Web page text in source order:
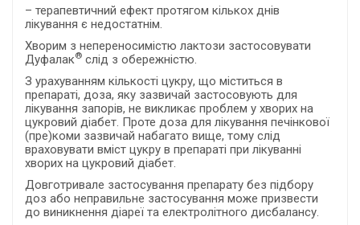
– терапевтичний ефект протягом кількох днів
лікування є недостатнім.
Хворим з непереносимістю лактози застосовувати
Дуфалак® слід з обережністю.
З урахуванням кількості цукру, що міститься в
препараті, доза, яку зазвичай застосовують для
лікування запорів, не викликає проблем у хворих на
цукровий діабет. Проте доза для лікування печінкової
(пре)коми зазвичай набагато вище, тому слід
враховувати вміст цукру в препараті при лікуванні
хворих на цукровий діабет.
Довготривале застосування препарату без підбору
доз або неправильне застосування може призвести
до виникнення діареї та електролітного дисбалансу.